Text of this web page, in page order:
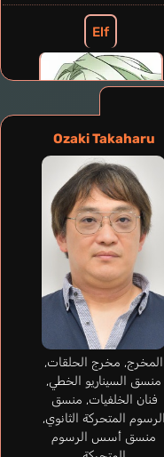
Ozaki Takaharu
المخرج, مخرج الحلقات,
منسق السيناريو الخطي,
فنان الخلفيات, منسق
الرسوم المتحركة الثانوي,
منسق أسس الرسوم
Elf
Lasne
فرنسي
Bayarri Noemí
إسباني